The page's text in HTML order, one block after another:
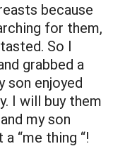
because
for them,
So I
grabbed a
son enjoyed
I will buy them
my son
“me thing “!